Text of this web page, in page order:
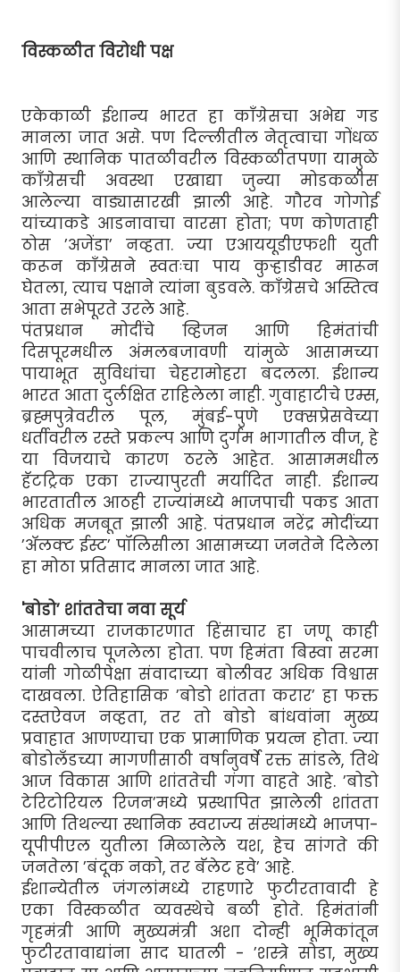
विस्कळीत विरोधी पक्ष
एकेकाळी ईशान्य भारत हा काँग्रेसचा अभेद्य गड
मानला जात असे. पण दिल्लीतील नेतृत्वाचा गोंधळ
आणि स्थानिक पातळीवरील विस्कळीतपणा यामुळे
काँग्रेसची अवस्था एखाद्या जुन्या मोडकळीस
आलेल्या वाड्यासारखी झाली आहे. गौरव गोगोई
यांच्याकडे आडनावाचा वारसा होता; पण कोणताही
ठोस ’अजेंडा’ नव्हता. ज्या एआययूडीएफशी युती
करून काँग्रेसने स्वतःचा पाय कुर्‍हाडीवर मारून
घेतला, त्याच पक्षाने त्यांना बुडवले. काँग्रेसचे अस्तित्व
आता सभेपूरते उरले आहे.
पंतप्रधान मोदींचे व्हिजन आणि हिमंतांची
दिसपूरमधील अंमलबजावणी यांमुळे आसामच्या
पायाभूत सुविधांचा चेहरामोहरा बदलला. ईशान्य
भारत आता दुर्लक्षित राहिलेला नाही. गुवाहाटीचे एम्स,
ब्रह्मपुत्रेवरील पूल, मुंबई-पुणे एक्सप्रेसवेच्या
धर्तीवरील रस्ते प्रकल्प आणि दुर्गम भागातील वीज, हे
या विजयाचे कारण ठरले आहेत. आसाममधील
हॅटट्रिक एका राज्यापुरती मर्यादित नाही. ईशान्य
भारतातील आठही राज्यांमध्ये भाजपाची पकड आता
अधिक मजबूत झाली आहे. पंतप्रधान नरेंद्र मोदींच्या
’अ‍ॅलक्ट ईस्ट’ पॉलिसीला आसामच्या जनतेने दिलेला
हा मोठा प्रतिसाद मानला जात आहे.
'बोडो’ शांततेचा नवा सूर्य
आसामच्या राजकारणात हिंसाचार हा जणू काही
पाचवीलाच पूजलेला होता. पण हिमंता बिस्वा सरमा
यांनी गोळीपेक्षा संवादाच्या बोलीवर अधिक विश्वास
दाखवला. ऐतिहासिक ’बोडो शांतता करार’ हा फक्त
दस्तऐवज नव्हता, तर तो बोडो बांधवांना मुख्य
प्रवाहात आणण्याचा एक प्रामाणिक प्रयत्न होता. ज्या
बोडोलँडच्या मागणीसाठी वर्षानुवर्षे रक्त सांडले, तिथे
आज विकास आणि शांततेची गंगा वाहते आहे. ’बोडो
टेरिटोरियल रिजन’मध्ये प्रस्थापित झालेली शांतता
आणि तिथल्या स्थानिक स्वराज्य संस्थांमध्ये भाजपा-
यूपीपीएल युतीला मिळालेले यश, हेच सांगते की
जनतेला ’बंदूक नको, तर बॅलेट हवे’ आहे.
ईशान्येतील जंगलांमध्ये राहणारे फुटीरतावादी हे
एका विस्कळीत व्यवस्थेचे बळी होते. हिमंतांनी
गृहमंत्री आणि मुख्यमंत्री अशा दोन्ही भूमिकांतून
फुटीरतावाद्यांना साद घातली - ’शस्त्रे सोडा, मुख्य